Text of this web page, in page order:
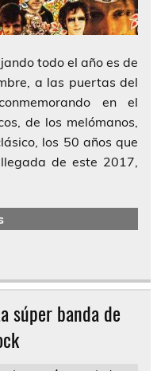
todo el año es de
a las puertas del
en el
de los melómanos,
los 50 años que
de este 2017,
súper banda de